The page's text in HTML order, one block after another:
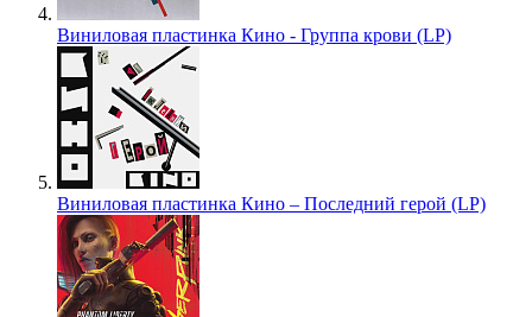
Виниловая пластинка Кино - Группа крови (LP)
Виниловая пластинка Кино – Последний герой (LP)